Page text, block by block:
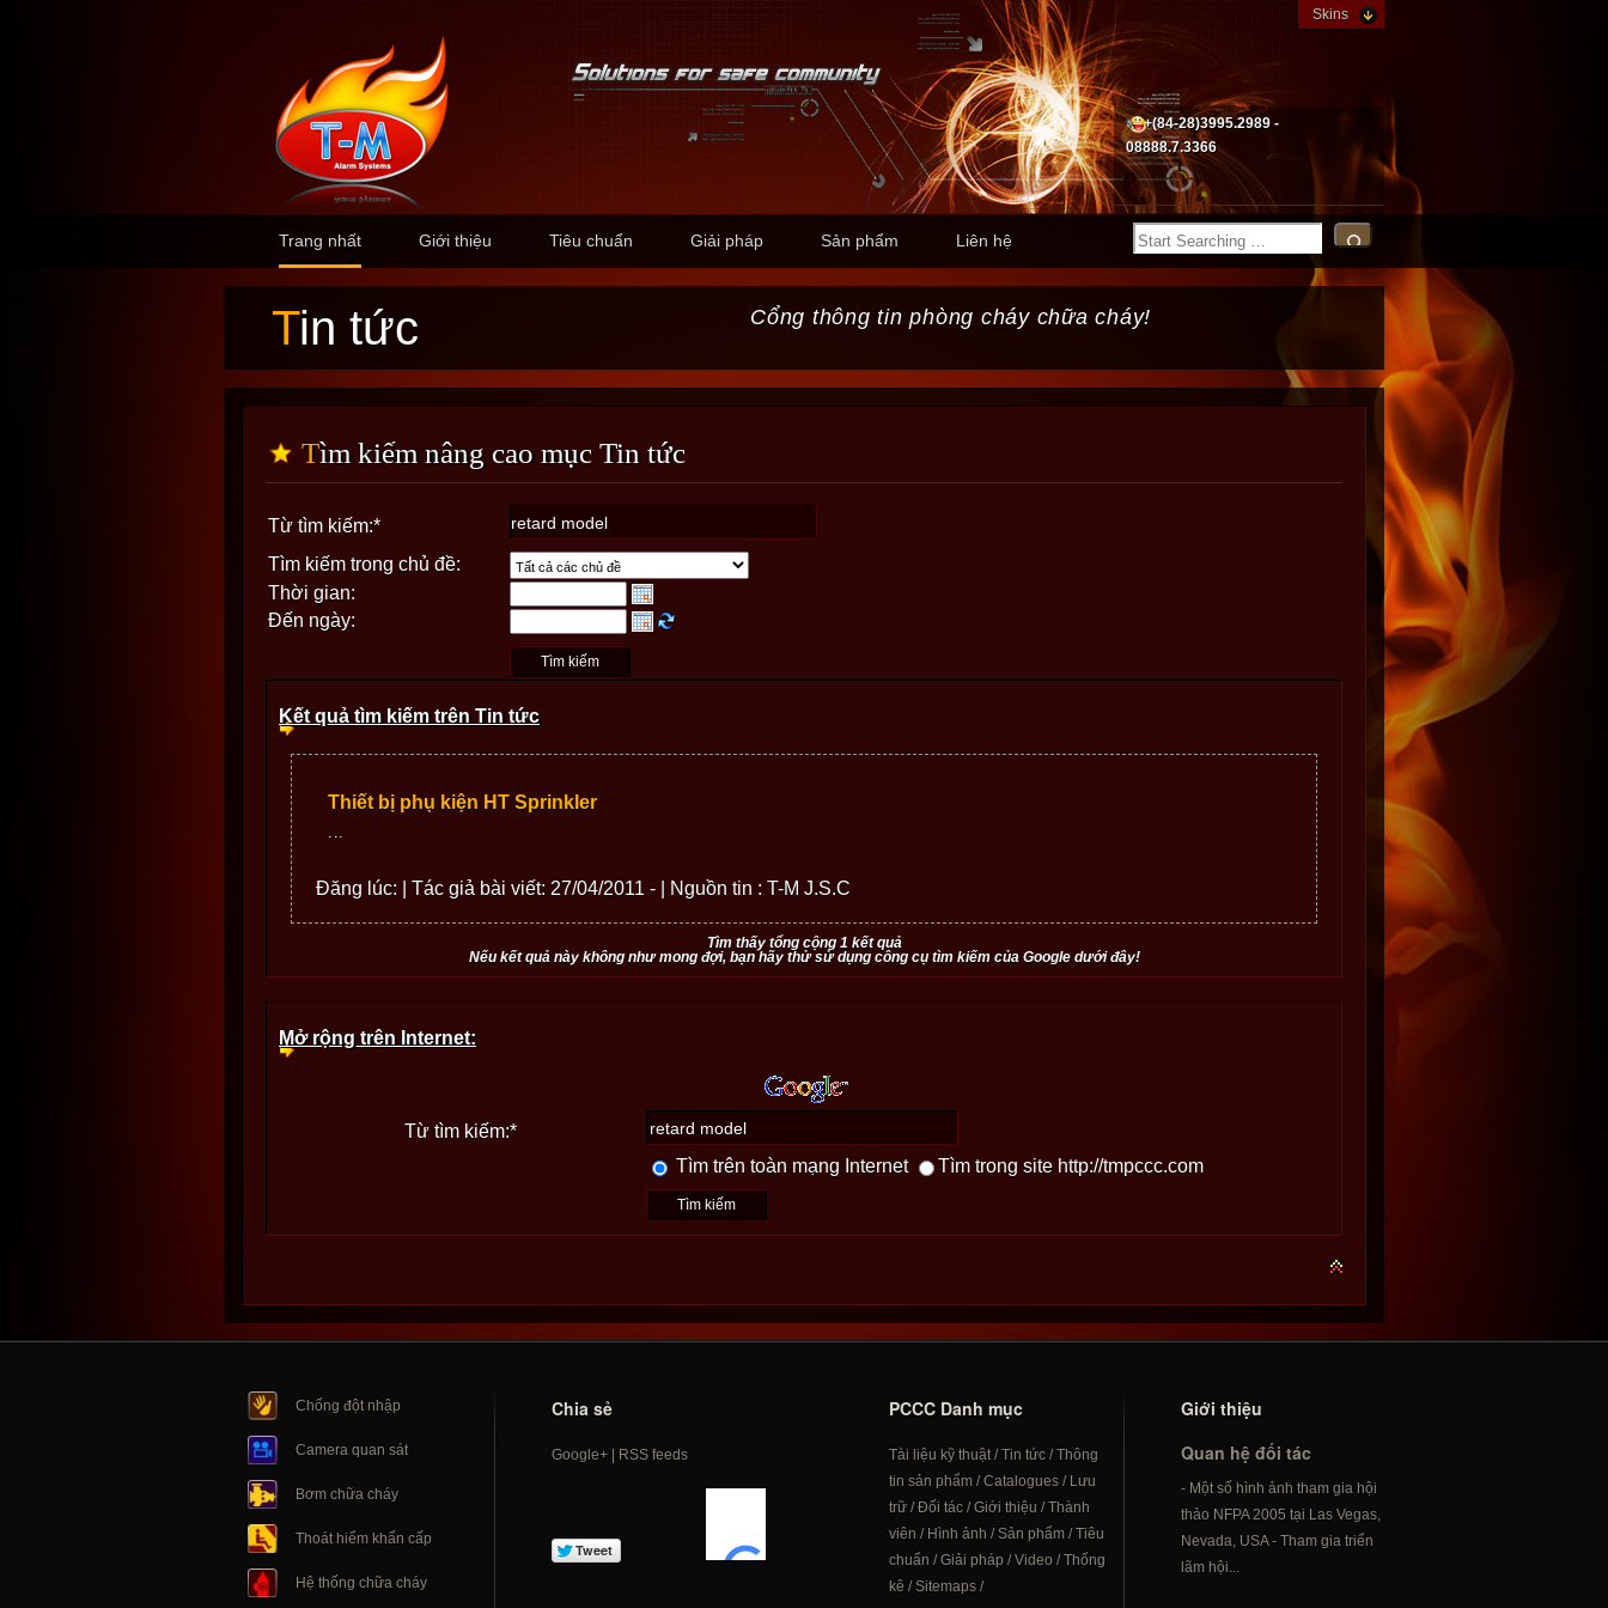
Skins
+(84-28)3995.2989 -
08888.7.3366
Trang nhất Giới thiệu Tiêu chuẩn Giải pháp Sản phẩm Liên hệ
Tin tức Cổng thông tin phòng cháy chữa cháy!
Tìm kiếm nâng cao mục Tin tức
Từ tìm kiếm:*
Tìm kiếm trong chủ đề:
Thời gian:
Đến ngày:
Kết quả tìm kiếm trên Tin tức
Thiết bị phụ kiện HT Sprinkler
...
Đăng lúc: | Tác giả bài viết: 27/04/2011 - | Nguồn tin : T-M J.S.C
Tìm thấy tổng cộng 1 kết quả
Nếu kết quả này không như mong đợi, bạn hãy thử sử dụng công cụ tìm kiếm của Google dưới đây!
Mở rộng trên Internet:
Từ tìm kiếm:*
Tìm trên toàn mạng Internet
Tìm trong site http://tmpccc.com
Chống đột nhập
Camera quan sát
Bơm chữa cháy
Thoát hiểm khẩn cấp
Hệ thống chữa cháy
Chia sẻ
Google+| RSS feeds
PCCC Danh mục
Tài liệu kỹ thuật/Tin tức/Thông
tin sản phẩm/Catalogues/ Lưu
trữ/Đối tác/Giới thiệu /Thành
viên / Hình ảnh /Sản phẩm/Tiêu
chuẩn /Giải pháp /Video /Thống
kê /Sitemaps/
Giới thiệu
Quan hệ đối tác
- Một số hình ảnh tham gia hội
thảo NFPA 2005 tại Las Vegas,
Nevada, USA - Tham gia triển
lãm hội...